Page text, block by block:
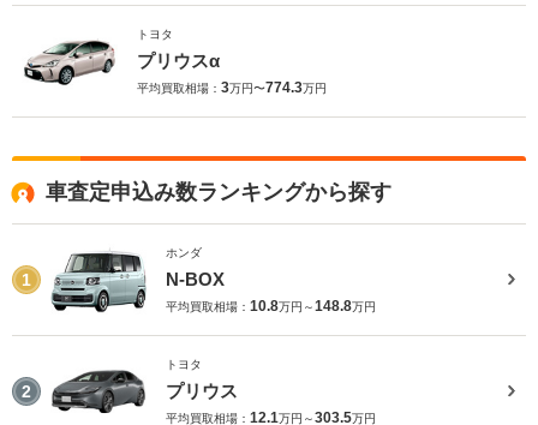
トヨタ
プリウスα
平均買取相場： 3万円〜774.3万円
車査定申込み数ランキングから探す
1
ホンダ
N-BOX
平均買取相場： 10.8万円～148.8万円
2
トヨタ
プリウス
平均買取相場： 12.1万円～303.5万円